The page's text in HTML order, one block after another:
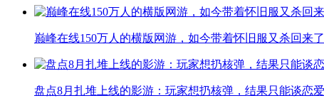
巅峰在线150万人的横版网游，如今带着怀旧服又杀回来了
盘点8月扎堆上线的影游：玩家想扔核弹，结果只能谈恋爱